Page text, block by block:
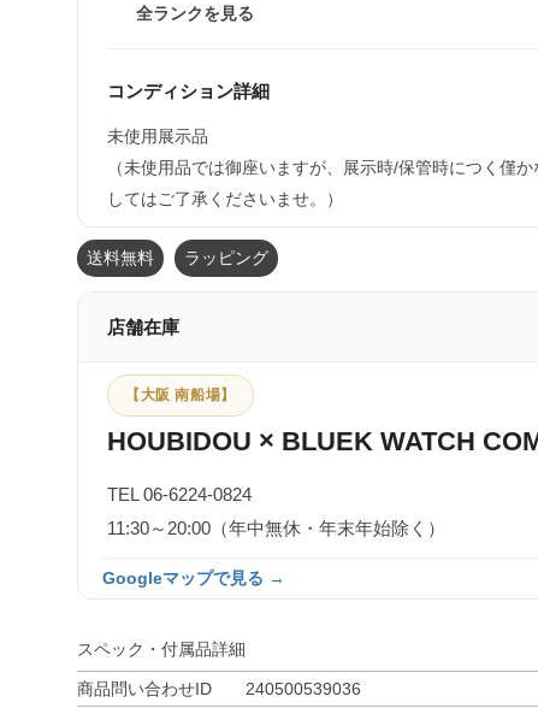
全ランクを見る
コンディション詳細
未使用展示品
（未使用品では御座いますが、展示時/保管時につく僅
してはご了承くださいませ。）
送料無料 ラッピング
店舗在庫
【大阪 南船場】
HOUBIDOU × BLUEK WATCH
TEL 06-6224-0824
11:30～20:00（年中無休・年末年始除く）
Googleマップで見る →
スペック・付属品詳細
商品問い合わせID
240500539036